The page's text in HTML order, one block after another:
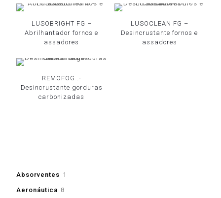
LUSOBRIGHT FG –
Abrilhantador fornos e
assadores
LUSOCLEAN FG –
Desincrustante fornos e
assadores
REMOFOG .-
Desincrustante gorduras
carbonizadas
Absorventes 1
Aeronáutica 8